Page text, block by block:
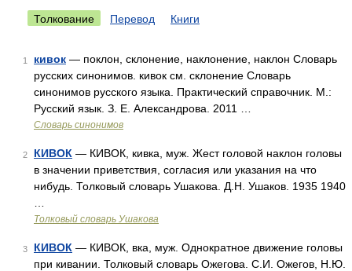
Толкование Перевод Книги
1 кивок — поклон, склонение, наклонение, наклон Словарь
русских синонимов. кивок см. склонение Словарь
синонимов русского языка. Практический справочник. М.:
Русский язык. З. Е. Александрова. 2011 …
Словарь синонимов
2 КИВОК — КИВОК, кивка, муж. Жест головой наклон головы
в значении приветствия, согласия или указания на что
нибудь. Толковый словарь Ушакова. Д.Н. Ушаков. 1935 1940
Толковый словарь Ушакова
3 КИВОК — КИВОК, вка, муж. Однократное движение головы
при кивании. Толковый словарь Ожегова. С.И. Ожегов, Н.Ю.